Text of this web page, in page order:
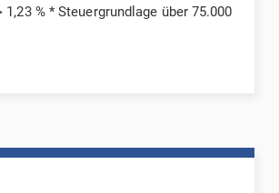
1,23 % * Steuergrundlage über 75.000